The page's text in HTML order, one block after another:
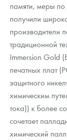
памяти, меры
получили
производители
традиционной
Immersion Gold
печатных плат
защитного
химическим
тока)) к более
сочетает
химический